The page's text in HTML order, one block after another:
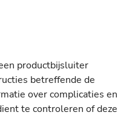
productbijsluiter
betreffende de
over complicaties en
te controleren of deze